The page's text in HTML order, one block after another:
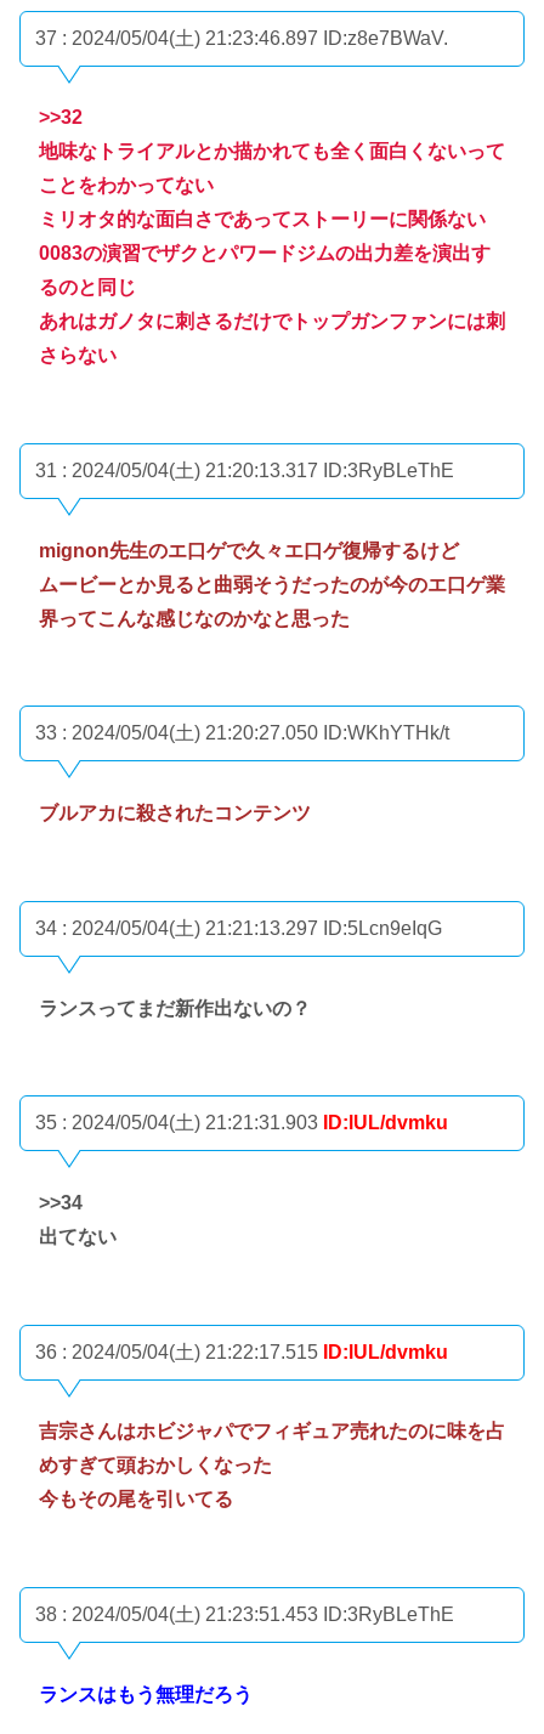
37 : 2024/05/04(土) 21:23:46.897 ID:z8e7BWaV.
>>32
地味なトライアルとか描かれても全く面白くないって
ことをわかってない
ミリオタ的な面白さであってストーリーに関係ない
0083の演習でザクとパワードジムの出力差を演出す
るのと同じ
あれはガノタに刺さるだけでトップガンファンには刺
さらない
31 : 2024/05/04(土) 21:20:13.317 ID:3RyBLeThE
mignon先生のエ口ゲで久々エ口ゲ復帰するけど
ムービーとか見ると曲弱そうだったのが今のエ口ゲ業
界ってこんな感じなのかなと思った
33 : 2024/05/04(土) 21:20:27.050 ID:WKhYTHk/t
ブルアカに殺されたコンテンツ
34 : 2024/05/04(土) 21:21:13.297 ID:5Lcn9eIqG
ランスってまだ新作出ないの？
35 : 2024/05/04(土) 21:21:31.903 ID:lUL/dvmku
>>34
出てない
36 : 2024/05/04(土) 21:22:17.515 ID:lUL/dvmku
吉宗さんはホビジャパでフィギュア売れたのに味を占
めすぎて頭おかしくなった
今もその尾を引いてる
38 : 2024/05/04(土) 21:23:51.453 ID:3RyBLeThE
ランスはもう無理だろう